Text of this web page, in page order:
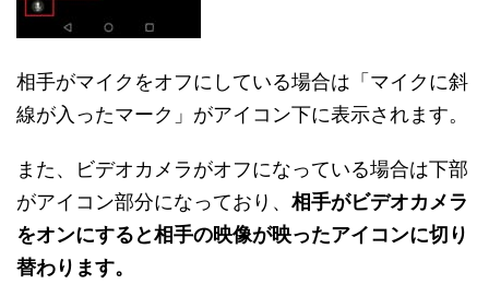
相手がマイクをオフにしている場合は「マイクに斜
線が入ったマーク」がアイコン下に表示されます。
また、ビデオカメラがオフになっている場合は下部
がアイコン部分になっており、 相手がビデオカメラ
をオンにすると相手の映像が映ったアイコンに切り
替わります。